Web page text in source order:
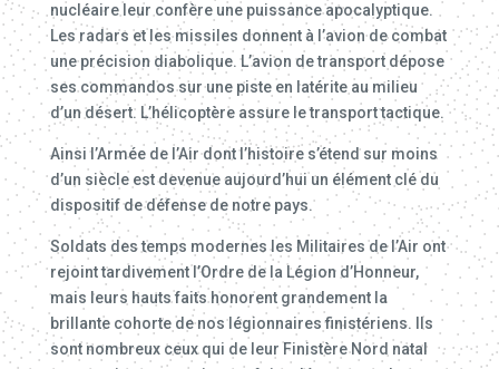
nucléaire leur confère une puissance apocalyptique.
Les radars et les missiles donnent à l’avion de combat
une précision diabolique. L’avion de transport dépose
ses commandos sur une piste en latérite au milieu
d’un désert. L’hélicoptère assure le transport tactique.
Ainsi l’Armée de l’Air dont l’histoire s’étend sur moins
d’un siècle est devenue aujourd’hui un élément clé du
dispositif de défense de notre pays.
Soldats des temps modernes les Militaires de l’Air ont
rejoint tardivement l’Ordre de la Légion d’Honneur,
mais leurs hauts faits honorent grandement la
brillante cohorte de nos légionnaires finistériens. Ils
sont nombreux ceux qui de leur Finistère Nord natal